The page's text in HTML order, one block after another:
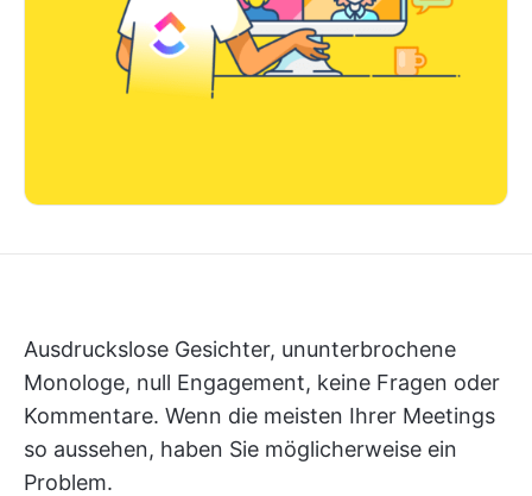
Ausdruckslose Gesichter, ununterbrochene
Monologe, null Engagement, keine Fragen oder
Kommentare. Wenn die meisten Ihrer Meetings
so aussehen, haben Sie möglicherweise ein
Problem.